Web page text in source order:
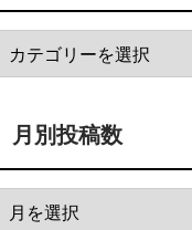
月別投稿数